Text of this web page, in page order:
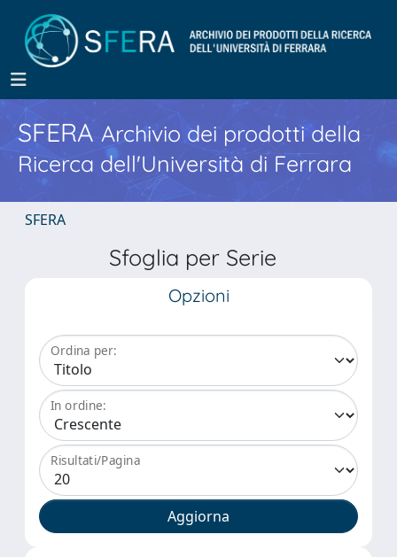
SFERA Archivio dei prodotti della
Ricerca dell'Università di Ferrara
SFERA
Sfoglia per Serie
Opzioni
Ordina per:
In ordine:
Risultati/Pagina